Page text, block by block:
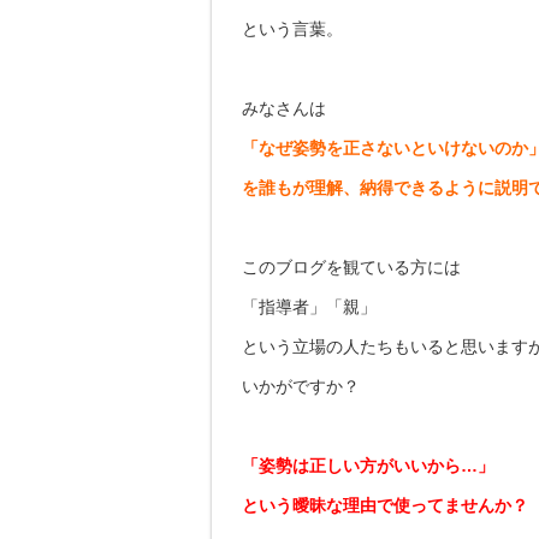
という言葉。
みなさんは
「なぜ姿勢を正さないといけないのか」
を誰もが理解、納得できるように説明
このブログを観ている方には
「指導者」「親」
という立場の人たちもいると思います
いかがですか？
「姿勢は正しい方がいいから…」
という曖昧な理由で使ってませんか？